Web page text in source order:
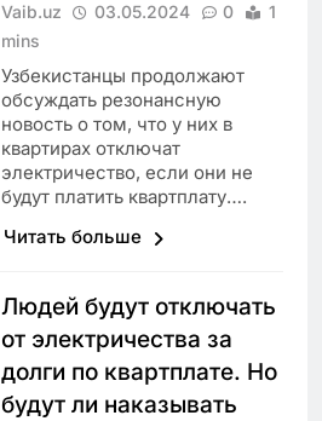
Vaib.uz 03.05.2024 0
1
mins
Узбекистанцы продолжают
обсуждать резонансную
новость о том, что у них в
квартирах отключат
электричество, если они не
будут платить квартплату….
Читать больше
Людей будут отключать
от электричества за
долги по квартплате. Но
будут ли наказывать